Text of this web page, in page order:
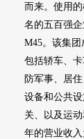
而来。使用
名的五百强
M45。该集团
包括轿车、
防军事、居
设备和公共
关、以及运
年的营业收